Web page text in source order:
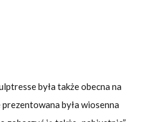
była także obecna na
była wiosenna